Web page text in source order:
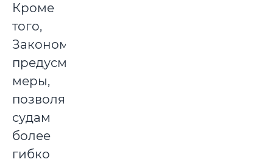
Кроме
того,
Законом
предусмотрены
меры,
позволяющие
судам
более
гибко